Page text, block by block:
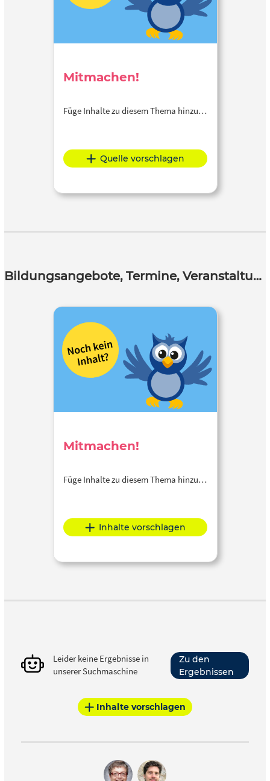
Mitmachen!
Füge Inhalte zu diesem Thema hinzu…
Quelle vorschlagen
Bildungsangebote, Termine, Veranstaltungen
Mitmachen!
Füge Inhalte zu diesem Thema hinzu…
Inhalte vorschlagen
Leider keine Ergebnisse in
unserer Suchmaschine
Zu den
Ergebnissen
Inhalte vorschlagen